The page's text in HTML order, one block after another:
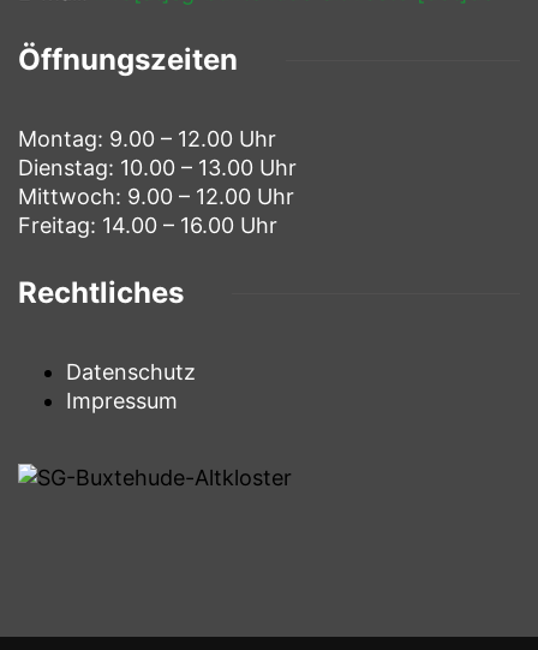
Öffnungszeiten
Montag: 9.00 – 12.00 Uhr
Dienstag: 10.00 – 13.00 Uhr
Mittwoch: 9.00 – 12.00 Uhr
Freitag: 14.00 – 16.00 Uhr
Rechtliches
Datenschutz
Impressum